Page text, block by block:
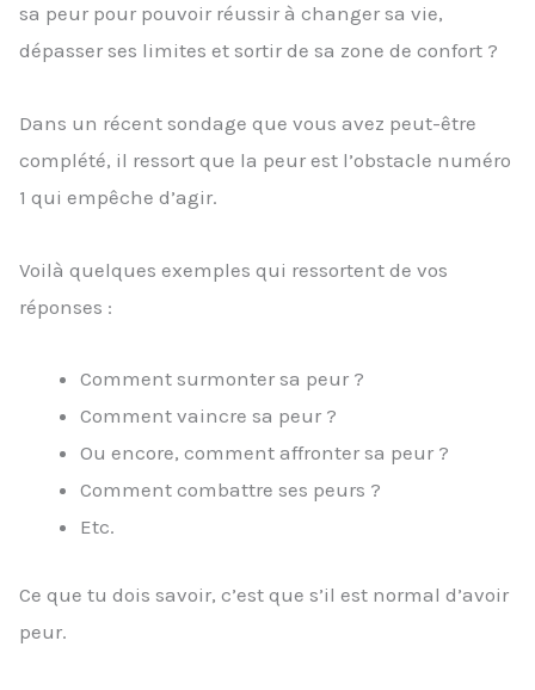
sa peur pour pouvoir réussir à changer sa vie,
dépasser ses limites et sortir de sa zone de confort ?
Dans un récent sondage que vous avez peut-être
complété, il ressort que la peur est l’obstacle numéro
1 qui empêche d’agir.
Voilà quelques exemples qui ressortent de vos
réponses :
Comment surmonter sa peur ?
Comment vaincre sa peur ?
Ou encore, comment affronter sa peur ?
Comment combattre ses peurs ?
Etc.
Ce que tu dois savoir, c’est que s’il est normal d’avoir
peur.